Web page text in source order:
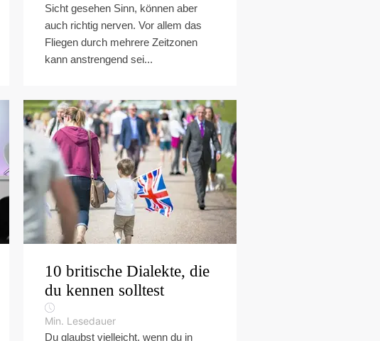
Sicht gesehen Sinn, können aber
auch richtig nerven. Vor allem das
Fliegen durch mehrere Zeitzonen
kann anstrengend sei...
10 britische Dialekte, die
du kennen solltest
Min. Lesedauer
Du glaubst vielleicht, wenn du in